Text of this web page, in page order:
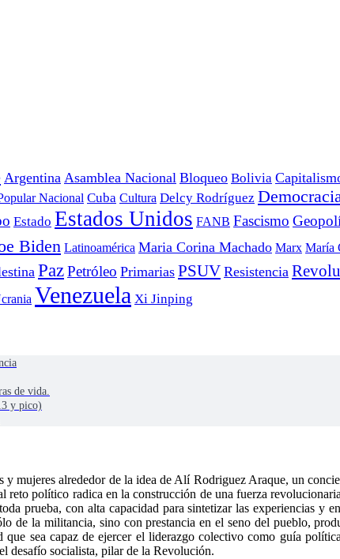
Argentina Asamblea Nacional Bloqueo Bolivia
Nacional Cuba Cultura Delcy Rodríguez
Estado Estados Unidos FANB Fascismo
Biden Latinoamérica Maria Corina Machado Marx María
PazPetróleo Primarias PSUV Resistencia
Venezuela Xi Jinping
de vida.
y pico)
y mujeres alrededor de la idea de Alí Rodriguez Araque, un
reto político radica en la construcción de una fuerza
prueba, con alta capacidad para sintetizar las experiencias
de la militancia, sino con prestancia en el seno del pueblo,
que sea capaz de ejercer el liderazgo colectivo como guía
desafío socialista, pilar de la Revolución.